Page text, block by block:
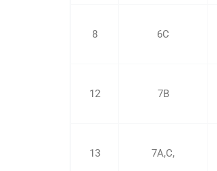
8 6C
12 7B
13 7A,C,